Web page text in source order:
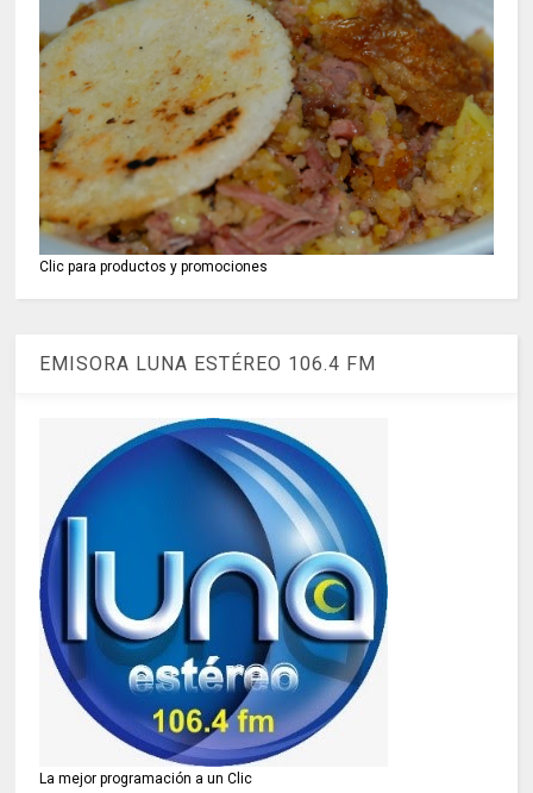
Clic para productos y promociones
EMISORA LUNA ESTÉREO 106.4 FM
La mejor programación a un Clic